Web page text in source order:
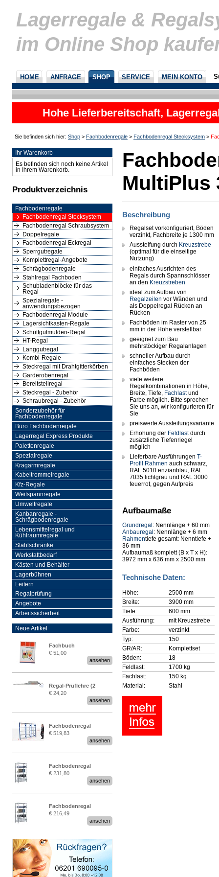
Lagerregale &
im Online Shop
HOME ANFRAGE SHOP SERVICE MEIN KONTO
Hohe Lieferbereitschaft,
nicht
Sie befinden sich hier: Shop > Fachbodenregale > Fachbodenregal Stecksystem >
Ihr Warenkorb
Es befinden sich noch keine Artikel
in Ihrem Warenkorb.
Produktverzeichnis
Fachbodenregale
Fachbodenregal Stecksystem
Fachbodenregal Schraubsystem
Doppelregale
Fachbodenregal Eckregal
Sperrgutregale
Komplettregal-Angebote
Schrägbodenregale
Stahlregal Fachboden
Schubladenblöcke für das
Regal
Spezialregale -
anwendungsbezogen
Fachbodenregal Module
Lagersichtkasten-Regale
Schüttgutmulden-Regal
HT-Regal
Langgutregal
Kombi-Regale
Steckregal mit Drahtgitterkörben
Garderobenregal
Bereitstellregal
Steckregal - Zubehör
Schraubregal - Zubehör
Sonderzubehör für
Fachbodenregale
Büro Fachbodenregale
Lagerregal Express Produkte
Palettenregale
Spezialregale
Kragarmregale
Kabeltrommelregale
Kfz-Regale
Weitspannregale
Umweltregale
Kanbanregale -
Schrägbodenregale
Lebensmittelregal und
Kühlraumregale
Stahlschränke
Werkstattbedarf
Kästen und Behälter
Lagerbühnen
Leitern
Regalprüfung
Angebote
Arbeitssicherheit
Neue Artikel
Fachbuch
„Regalprüfung nach DIN
€ 51,00
ansehen
Regal-Prüflehre (2
Stück)
€ 24,20
ansehen
Fachbodenregal
Stecksystem MultiPlus
2,25 Meter breit
€ 519,83
ansehen
Fachbodenregal
Stecksystem MultiPlus
€ 231,80
ansehen
Fachbodenregal
Stecksystem MultiPlus
€ 216,49
ansehen
MultiPlus
Beschreibung
Regalset vorkonfiguriert, Böden
verzinkt, Fachbreite je 1300 mm
Aussteifung durch Kreuzstrebe
(optimal für die einseitige
Nutzung)
einfaches Ausrichten des
Regals durch Spannschlösser
an den Kreuzstreben
ideal zum Aufbau von
Regalzeilen vor Wänden und
als Doppelregal Rücken an
Rücken
Fachböden im Raster von 25
mm in der Höhe verstellbar
geeignet zum Bau
mehrstöckiger Regalanlagen
schneller Aufbau durch
einfaches Stecken der
Fachböden
viele weitere
Regalkombinationen in Höhe,
Breite, Tiefe, Fachlastund
Farbe möglich. Bitte sprechen
Sie uns an, wir konfigurieren für
Sie
preiswerte Aussteifungsvariante
Erhöhung der Feldlastdurch
zusätzliche Tiefenriegel
möglich
Lieferbare Ausführungen T-
Profil
Rahmen auch schwarz,
RAL 5010 enzianblau, RAL
7035 lichtgrau und RAL 3000
feuerrot, gegen Aufpreis
Aufbaumaße
Grundregal : Nennlänge + 60 mm
Anbauregal : Nennlänge + 6 mm
Rahmentiefe gesamt: Nenntiefe +
36 mm
Aufbaumaß komplett (B x T x H):
3972 mm x 636 mm x 2500 mm
Technische Daten:
Höhe:
2500 mm
Breite:
3900 mm
Tiefe:
600 mm
Ausführung:
mit Kreuzstrebe
Farbe:
verzinkt
Typ:
150
GR/AR:
Komplettset
Böden:
18
Feldlast:
1700 kg
Fachlast:
150 kg
Material:
Stahl